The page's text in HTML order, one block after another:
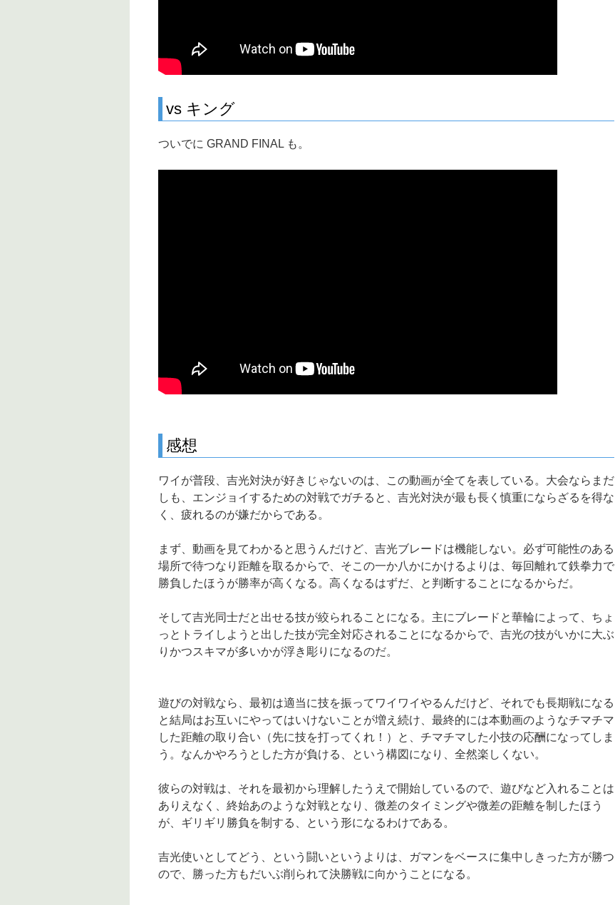
vs キング
ついでに GRAND FINAL も。
感想
ワイが普段、吉光対決が好きじゃないのは、この動画が全てを表している。大会ならまだ
しも、エンジョイするための対戦でガチると、吉光対決が最も長く慎重にならざるを得な
く、疲れるのが嫌だからである。
まず、動画を見てわかると思うんだけど、吉光ブレードは機能しない。必ず可能性のある
場所で待つなり距離を取るからで、そこの一か八かにかけるよりは、毎回離れて鉄拳力で
勝負したほうが勝率が高くなる。高くなるはずだ、と判断することになるからだ。
そして吉光同士だと出せる技が絞られることになる。主にブレードと華輪によって、ちょ
っとトライしようと出した技が完全対応されることになるからで、吉光の技がいかに大ぶ
りかつスキマが多いかが浮き彫りになるのだ。
遊びの対戦なら、最初は適当に技を振ってワイワイやるんだけど、それでも長期戦になる
と結局はお互いにやってはいけないことが増え続け、最終的には本動画のようなチマチマ
した距離の取り合い（先に技を打ってくれ！）と、チマチマした小技の応酬になってしま
う。なんかやろうとした方が負ける、という構図になり、全然楽しくない。
彼らの対戦は、それを最初から理解したうえで開始しているので、遊びなど入れることは
ありえなく、終始あのような対戦となり、微差のタイミングや微差の距離を制したほう
が、ギリギリ勝負を制する、という形になるわけである。
吉光使いとしてどう、という闘いというよりは、ガマンをベースに集中しきった方が勝つ
ので、勝った方もだいぶ削られて決勝戦に向かうことになる。